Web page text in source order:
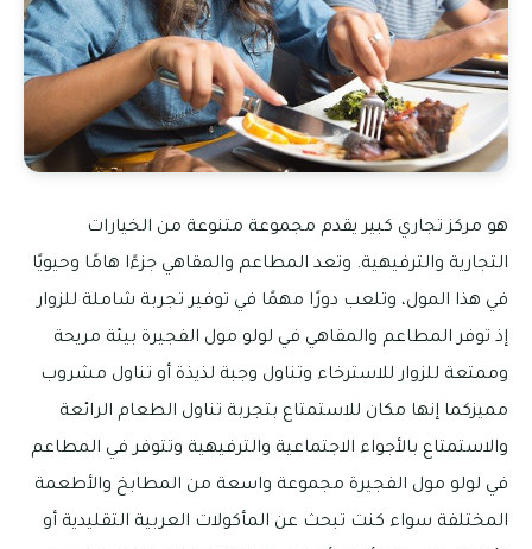
هو مركز تجاري كبير يقدم مجموعة متنوعة من الخيارات
التجارية والترفيهية. وتعد المطاعم والمقاهي جزءًا هامًا وحيويًا
في هذا المول، وتلعب دورًا مهمًا في توفير تجربة شاملة للزوار
إذ توفر المطاعم والمقاهي في لولو مول الفجيرة بيئة مريحة
وممتعة للزوار للاسترخاء وتناول وجبة لذيذة أو تناول مشروب
مميزكما إنها مكان للاستمتاع بتجربة تناول الطعام الرائعة
والاستمتاع بالأجواء الاجتماعية والترفيهية وتتوفر في المطاعم
في لولو مول الفجيرة مجموعة واسعة من المطابخ والأطعمة
المختلفة سواء كنت تبحث عن المأكولات العربية التقليدية أو